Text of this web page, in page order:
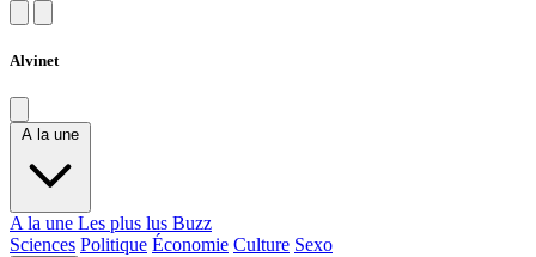
Alvinet
A la une
A la une Les plus lus Buzz
Sciences Politique Économie Culture Sexo